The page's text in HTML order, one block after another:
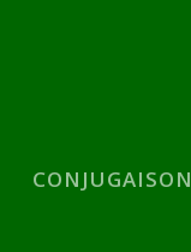
CONJUGAISON